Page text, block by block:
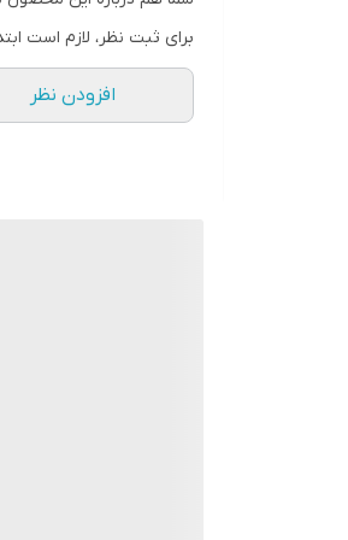
برای ثبت نظر، لازم است
افزودن نظر